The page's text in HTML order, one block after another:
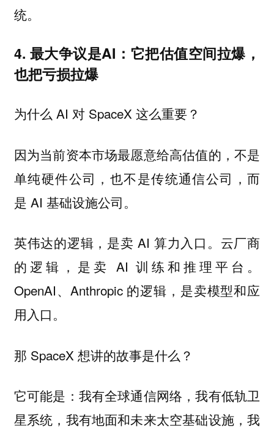
统。
4. 最大争议是AI：它把估值空间拉爆，
也把亏损拉爆
为什么 AI 对 SpaceX 这么重要？
因为当前资本市场最愿意给高估值的，不是
单纯硬件公司，也不是传统通信公司，而
是 AI 基础设施公司。
英伟达的逻辑，是卖 AI 算力入口。云厂商
的逻辑，是卖 AI 训练和推理平台。
OpenAI、Anthropic 的逻辑，是卖模型和应
用入口。
那 SpaceX 想讲的故事是什么？
它可能是：我有全球通信网络，我有低轨卫
星系统，我有地面和未来太空基础设施，我